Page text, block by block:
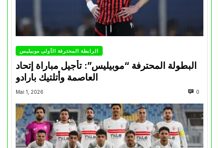
الرابطة المحترفة الأولى موبيليس
البطولة المحترفة “موبيليس”: تأجيل مباراة إتحاد
العاصمة وأتلتيك بارادو
Mai 1, 2026 0